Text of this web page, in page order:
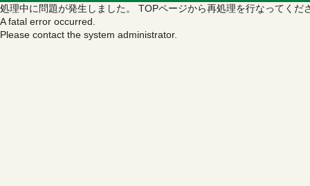
処理中に問題が発生しました。 TOPページから再処理を行なってくだ
A fatal error occurred.
Please contact the system administrator.